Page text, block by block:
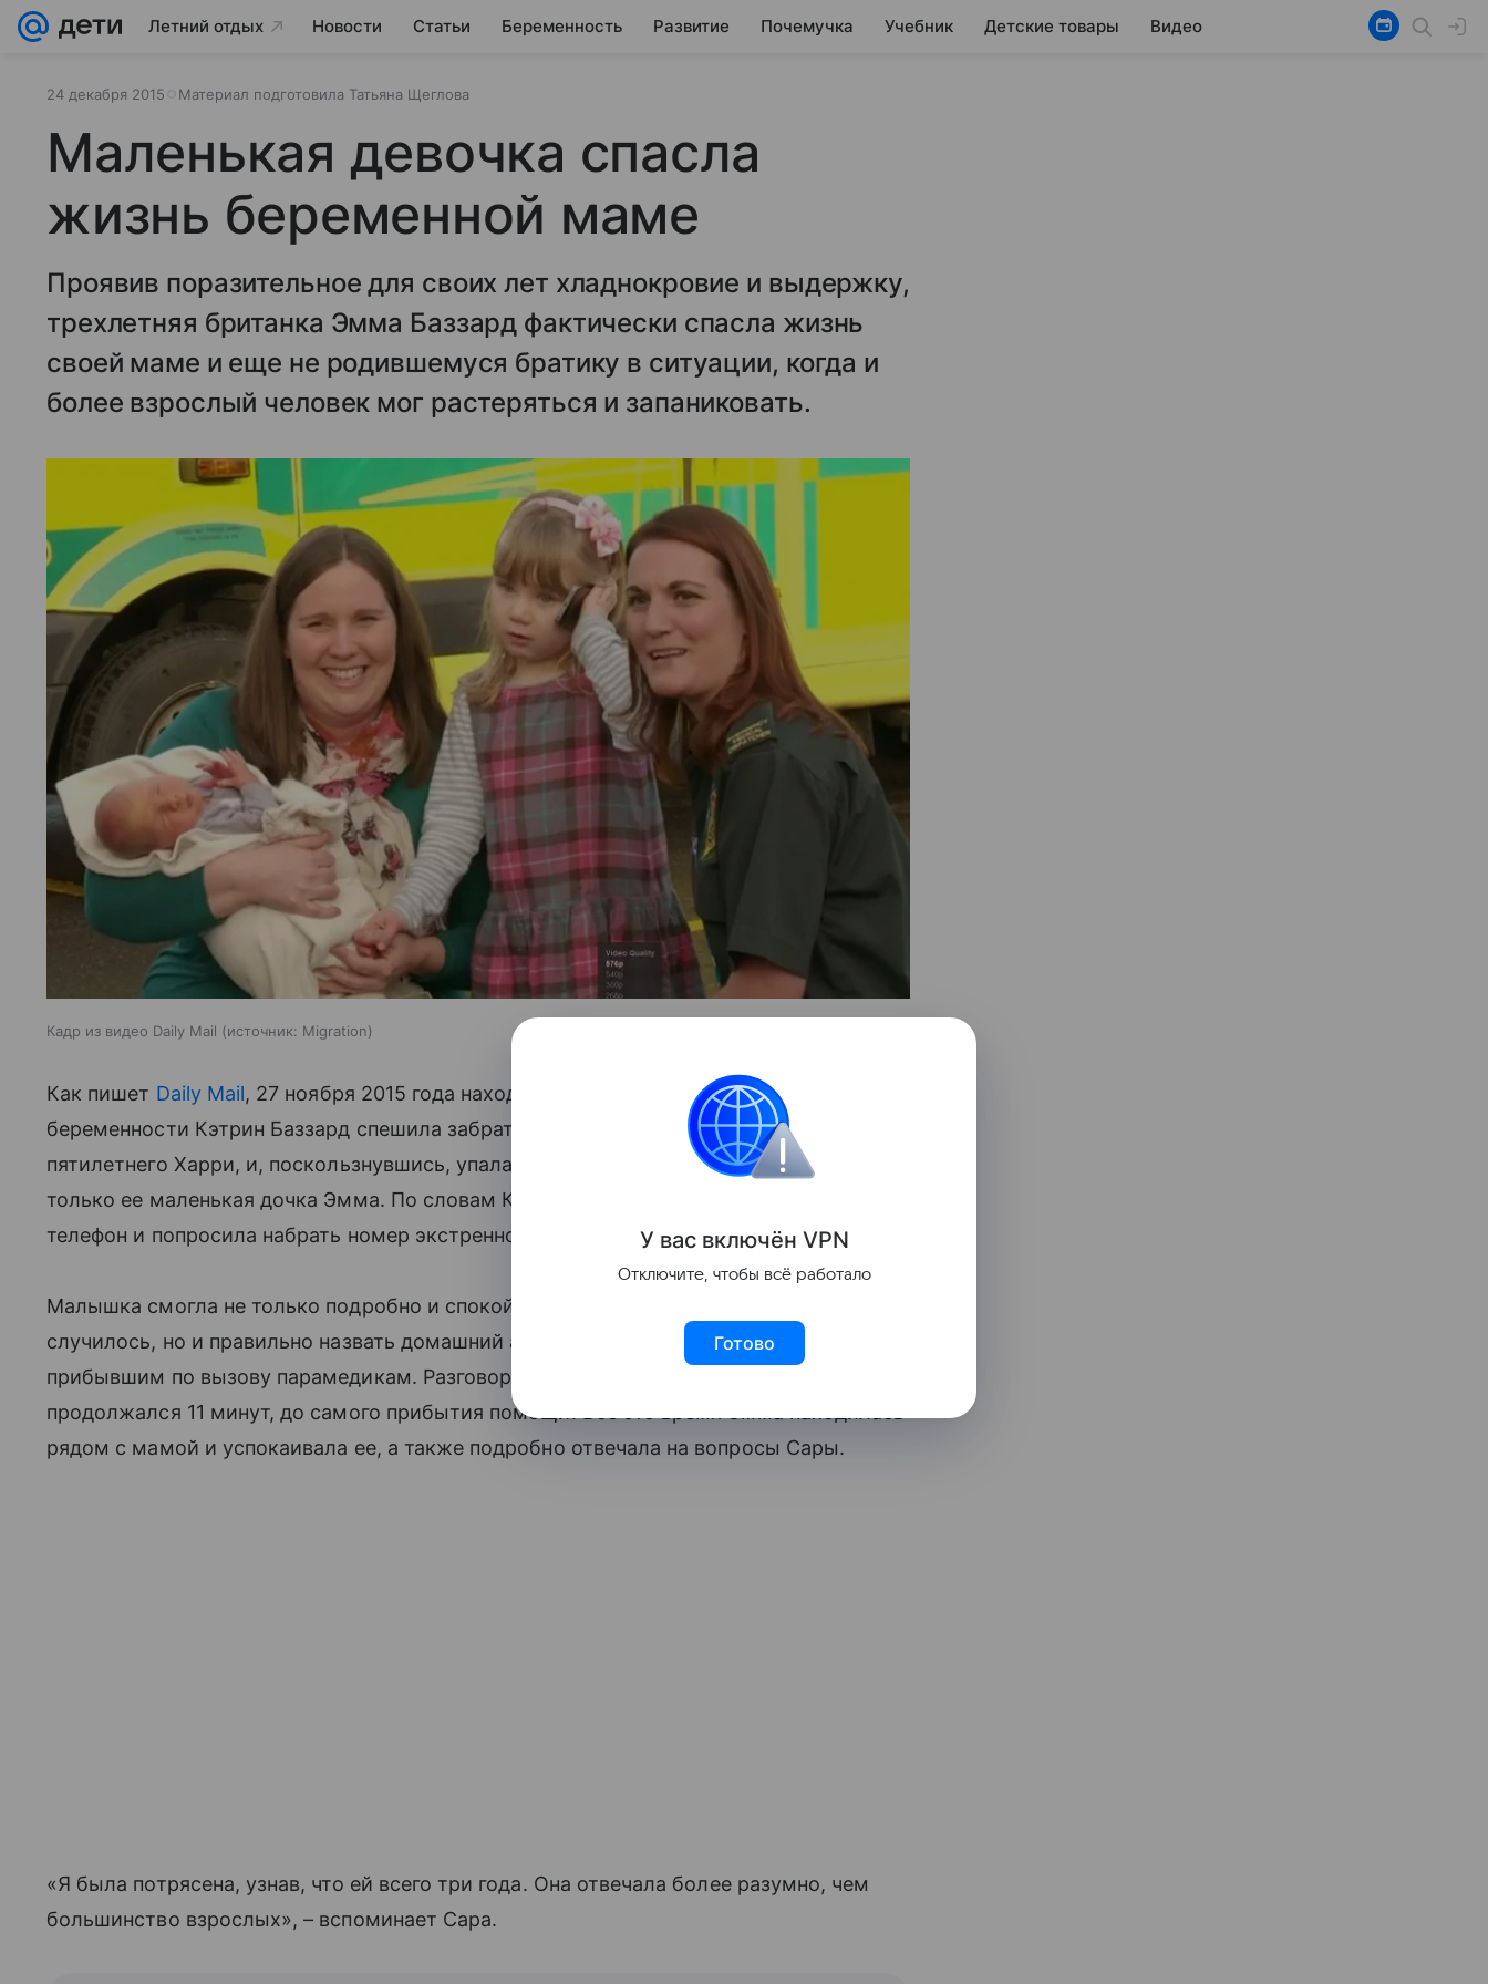
Летний отдых Новости Статьи Беременность Развитие Почемучка Учебник Детские товары Видео
24 декабря 2015 Материал подготовила Татьяна Щеглова
Маленькая девочка спасла
жизнь беременной маме
Проявив поразительное для своих лет хладнокровие и выдержку,
трехлетняя британка Эмма Баззард фактически спасла жизнь
своей маме и еще не родившемуся братику в ситуации, когда и
более взрослый человек мог растеряться и запаниковать.
Кадр из видео Daily Mail источник: Migration
Как пишет Daily Mail, 27 ноября 2015 года находившаяся на девятом месяце
беременности Кэтрин Баззард спешила забрать из школы старшего сына,
пятилетнего Харри, и, поскользнувшись, упала с лестницы. Дома при этом была
только ее маленькая дочка Эмма. По словам Кэтрин, девочка сама принесла маме
телефон и попросила набрать номер экстренной помощи.
Малышка смогла не только подробно и спокойно рассказать оператору о том, что
случилось, но и правильно назвать домашний адрес, а также открыть дверь
прибывшим по вызову парамедикам. Разговор девочки и оператора Сары Моррис
продолжался 11 минут, до самого прибытия помощи. Все это время Эмма находилась
рядом с мамой и успокаивала ее, а также подробно отвечала на вопросы Сары.
«Я была потрясена, узнав, что ей всего три года. Она отвечала более разумно, чем
большинство взрослых», – вспоминает Сара.
У вас включён VPN
Отключите, чтобы всё работало
Готово